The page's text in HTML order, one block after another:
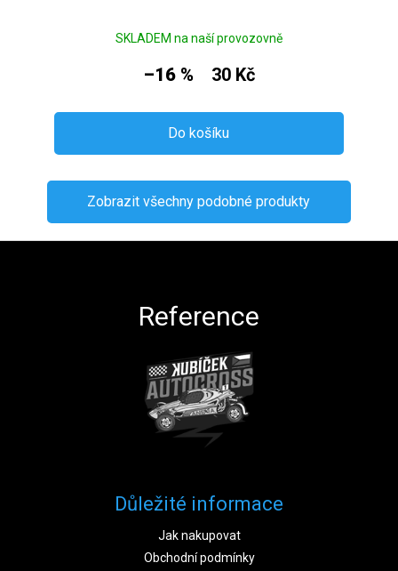
SKLADEM na naší provozovně
–16 % 30 Kč
Do košíku
Zobrazit všechny podobné produkty
Reference
Důležité informace
Jak nakupovat
Obchodní podmínky